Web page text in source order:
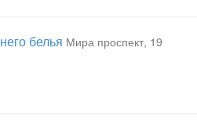
белья Мира проспект, 19